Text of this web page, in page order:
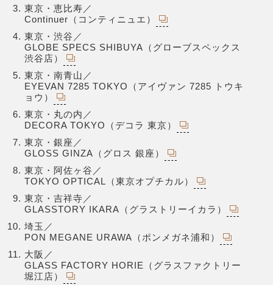
東京・恵比寿／
Continuer（コンティニュエ）
東京・渋谷／
GLOBE SPECS SHIBUYA（グローブスペックス
渋谷店）
東京・南青山／
EYEVAN 7285 TOKYO（アイヴァン 7285 トウキ
ョウ）
東京・丸の内／
DECORA TOKYO（デコラ 東京）
東京・銀座／
GLOSS GINZA（グロス 銀座）
東京・阿佐ヶ谷／
TOKYO OPTICAL（東京オプチカル）
東京・吉祥寺／
GLASSTORY IKARA（グラストリーイカラ）
埼玉／
PON MEGANE URAWA（ポンメガネ浦和）
大阪／
GLASS FACTORY HORIE（グラスファクトリー
堀江店）